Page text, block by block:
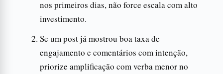
nos primeiros dias, não force escala com alto
investimento.
Se um post já mostrou boa taxa de
engajamento e comentários com intenção,
priorize amplificação com verba menor no